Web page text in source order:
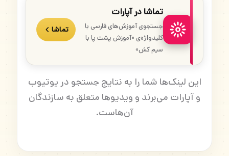
تماشا در آپارات
جستجوی آموزش‌های فارسی با
کلیدواژه‌ی «آموزش پشت پا با
سیم کش»
تماشا
این لینک‌ها شما را به نتایج جستجو در یوتیوب
و آپارات می‌برند و ویدیوها متعلق به سازندگان
آن‌هاست.